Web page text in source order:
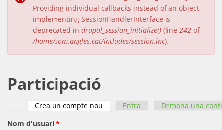
Missatge d'error
Providing individual callbacks instead of an object
implementing SessionHandlerInterface is
deprecated in drupal_session_initialize() (line 242 of
/home/som.angles.cat/includes/session.inc).
Participació
Pestanyes primàries
Crea un compte nou (pestanya activa)
Entra
Demana una
Nom d'usuari *